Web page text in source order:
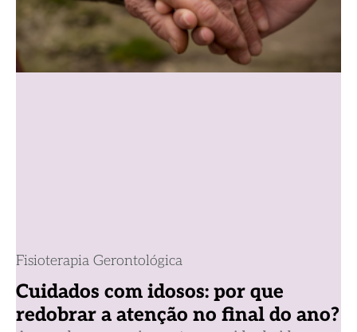
Fisioterapia Gerontológica
Cuidados com idosos: por que
redobrar a atenção no final do ano?